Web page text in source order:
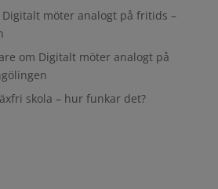
Digitalt möter analogt på fritids –
om Digitalt möter analogt på
skola – hur funkar det?